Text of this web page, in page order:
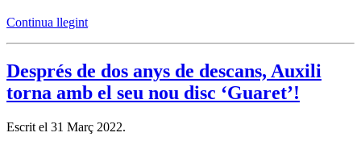
Continua llegint
Després de dos anys de descans, Auxili
torna amb el seu nou disc ‘Guaret’!
Escrit el 31 Març 2022.